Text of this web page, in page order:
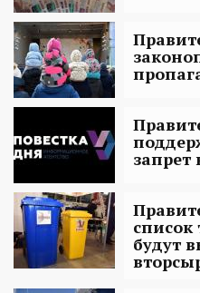
список
будут